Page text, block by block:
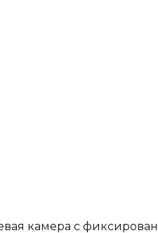
камера с